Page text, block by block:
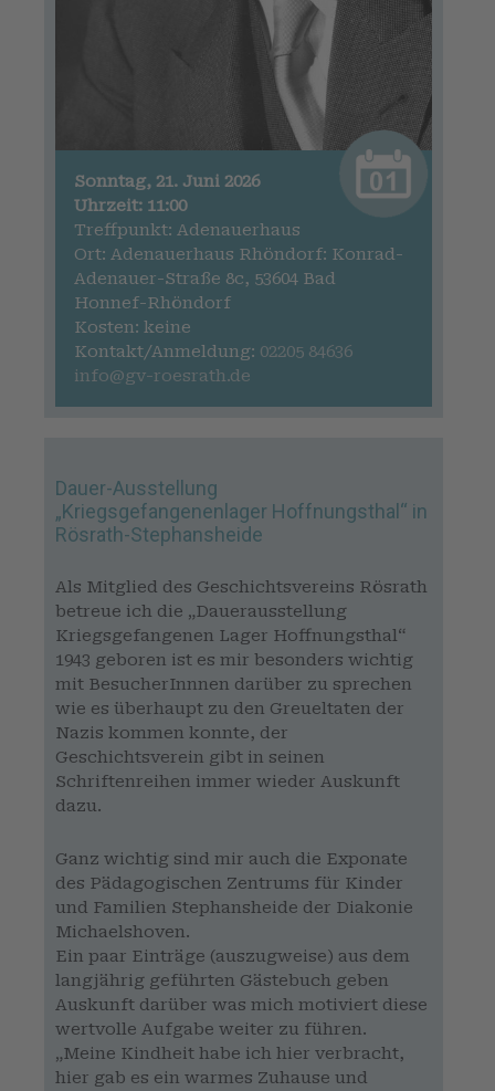
Sonntag, 21. Juni 2026
Uhrzeit: 11:00
Treffpunkt: Adenauerhaus
Ort: Adenauerhaus Rhöndorf: Konrad-
Adenauer-Straße 8c, 53604 Bad
Honnef-Rhöndorf
Kosten: keine
Kontakt/Anmeldung: 02205 84636
info@gv-roesrath.de
Dauer-Ausstellung
„Kriegsgefangenenlager Hoffnungsthal“ in
Rösrath-Stephansheide
Als Mitglied des Geschichtsvereins Rösrath
betreue ich die „Dauerausstellung
Kriegsgefangenen Lager Hoffnungsthal“
1943 geboren ist es mir besonders wichtig
mit BesucherInnnen darüber zu sprechen
wie es überhaupt zu den Greueltaten der
Nazis kommen konnte, der
Geschichtsverein gibt in seinen
Schriftenreihen immer wieder Auskunft
dazu.
Ganz wichtig sind mir auch die Exponate
des Pädagogischen Zentrums für Kinder
und Familien Stephansheide der Diakonie
Michaelshoven.
Ein paar Einträge (auszugweise) aus dem
langjährig geführten Gästebuch geben
Auskunft darüber was mich motiviert diese
wertvolle Aufgabe weiter zu führen.
„Meine Kindheit habe ich hier verbracht,
hier gab es ein warmes Zuhause und